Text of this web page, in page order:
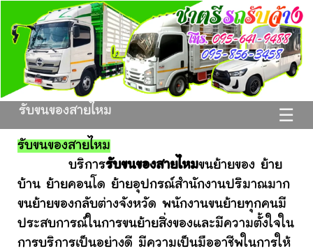
☰
รับขนของสายไหม
รับขนของสายไหม
บริการรับขนของสายไหมขนย้ายของ ย้าย
บ้าน ย้ายคอนโด ย้ายอุปกรณ์สำนักงานปริมาณมาก
ขนย้ายของกลับต่างจังหวัด พนักงานขนย้ายทุกคนมี
ประสบการณ์ในการขนย้ายสิ่งของและมีความตั้งใจใน
การบริการเป็นอย่างดี มีความเป็นมืออาชีพในการให้